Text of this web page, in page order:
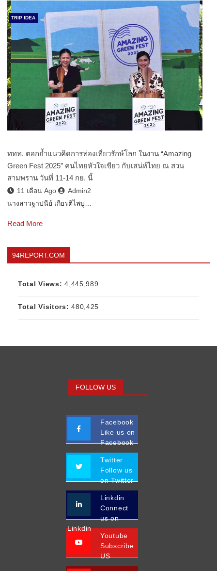
TRIP IDEA
ททท. ตอกย้ำแนวคิดการท่องเที่ยวรักษ์โลก ในงาน “Amazing
Green Fest 2025” คนไทยหัวใจเขียว กับเสน่ห์ไทย ณ สวน
สามพราน วันที่ 11-14 กย. นี้
11 เดือน Ago
Admin2
นางสาวฐาปนีย์ เกียรติไพบู…
Read More
94REPORT.COM
Total Views:4,445,989
Total Visitors:480,425
FOLLOW US
Facebook
Like us on
Facebook
Twitter
Follow us
on Twitter
Linkdin
Connect
us on
Linkdin
Youtube
Subscribe
US